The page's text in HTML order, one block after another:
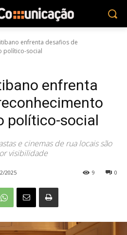
enfrenta desafios de
político-social
enfrenta
político-social
e cinemas de rua locais são
visibilidade
2025 0
9